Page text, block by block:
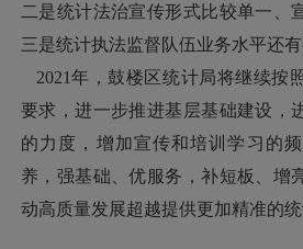
二是统计法治宣传形式比较单一、
三是统计执法监督队伍业务水平还
2021年，鼓楼区统计局将继续按
要求，进一步推进基层基础建设，
的力度，增加宣传和培训学习的
养，强基础、优服务，补短板、增
动高质量发展超越提供更加精准的统